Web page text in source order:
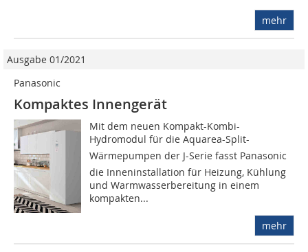
mehr
Ausgabe 01/2021
Panasonic
Kompaktes Innengerät
Mit dem neuen Kompakt-Kombi-
Hydromodul für die Aquarea-Split-
Wärmepumpen der J-Serie fasst Panasonic
die Inneninstallation für Heizung, Kühlung
und Warmwasserbereitung in einem
kompakten...
mehr